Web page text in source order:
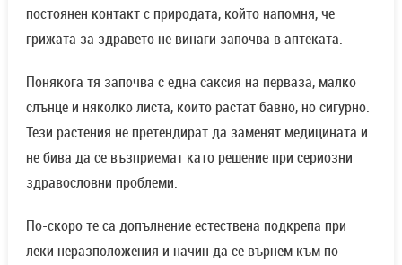
постоянен контакт с природата, който напомня, че
грижата за здравето не винаги започва в аптеката.
Понякога тя започва с една саксия на перваза, малко
слънце и няколко листа, които растат бавно, но сигурно.
Тези растения не претендират да заменят медицината и
не бива да се възприемат като решение при сериозни
здравословни проблеми.
По-скоро те са допълнение естествена подкрепа при
леки неразположения и начин да се върнем към по-